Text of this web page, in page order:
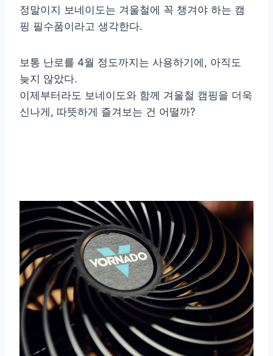
정말이지 보네이도는 겨울철에 꼭 챙겨야 하는 캠
핑 필수품이라고 생각한다.
보통 난로를 4월 정도까지는 사용하기에, 아직도
늦지 않았다.
이제부터라도 보네이도와 함께 겨울철 캠핑을 더욱
신나게, 따뜻하게 즐겨보는 건 어떨까?